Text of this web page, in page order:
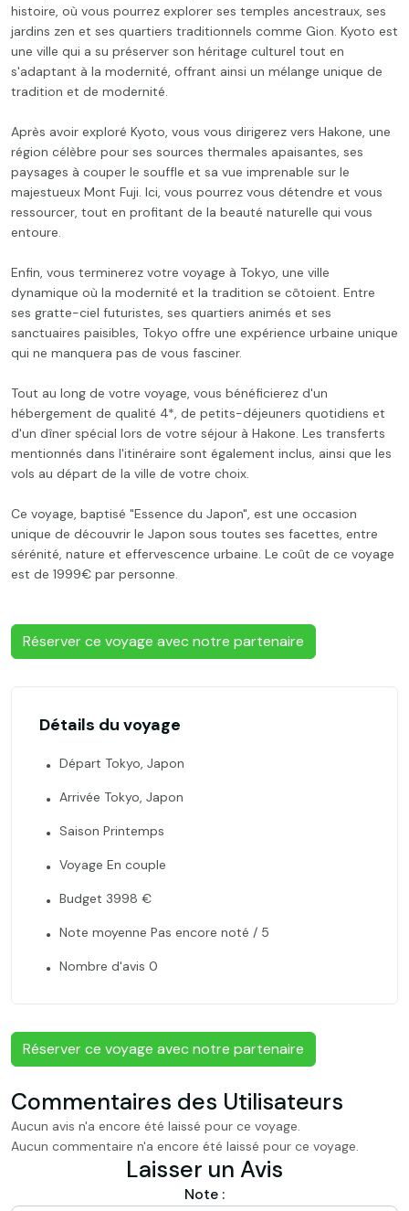
histoire, où vous pourrez explorer ses temples ancestraux, ses
jardins zen et ses quartiers traditionnels comme Gion. Kyoto est
une ville qui a su préserver son héritage culturel tout en
s'adaptant à la modernité, offrant ainsi un mélange unique de
tradition et de modernité.
Après avoir exploré Kyoto, vous vous dirigerez vers Hakone, une
région célèbre pour ses sources thermales apaisantes, ses
paysages à couper le souffle et sa vue imprenable sur le
majestueux Mont Fuji. Ici, vous pourrez vous détendre et vous
ressourcer, tout en profitant de la beauté naturelle qui vous
entoure.
Enfin, vous terminerez votre voyage à Tokyo, une ville
dynamique où la modernité et la tradition se côtoient. Entre
ses gratte-ciel futuristes, ses quartiers animés et ses
sanctuaires paisibles, Tokyo offre une expérience urbaine unique
qui ne manquera pas de vous fasciner.
Tout au long de votre voyage, vous bénéficierez d'un
hébergement de qualité 4*, de petits-déjeuners quotidiens et
d'un dîner spécial lors de votre séjour à Hakone. Les transferts
mentionnés dans l'itinéraire sont également inclus, ainsi que les
vols au départ de la ville de votre choix.
Ce voyage, baptisé "Essence du Japon", est une occasion
unique de découvrir le Japon sous toutes ses facettes, entre
sérénité, nature et effervescence urbaine. Le coût de ce voyage
est de 1999€ par personne.
Réserver ce voyage avec notre partenaire
Détails du voyage
Départ Tokyo, Japon
Arrivée Tokyo, Japon
Saison Printemps
Voyage En couple
Budget 3998 €
Note moyenne Pas encore noté / 5
Nombre d'avis 0
Réserver ce voyage avec notre partenaire
Commentaires des Utilisateurs
Aucun avis n'a encore été laissé pour ce voyage.
Aucun commentaire n'a encore été laissé pour ce voyage.
Laisser un Avis
Note :